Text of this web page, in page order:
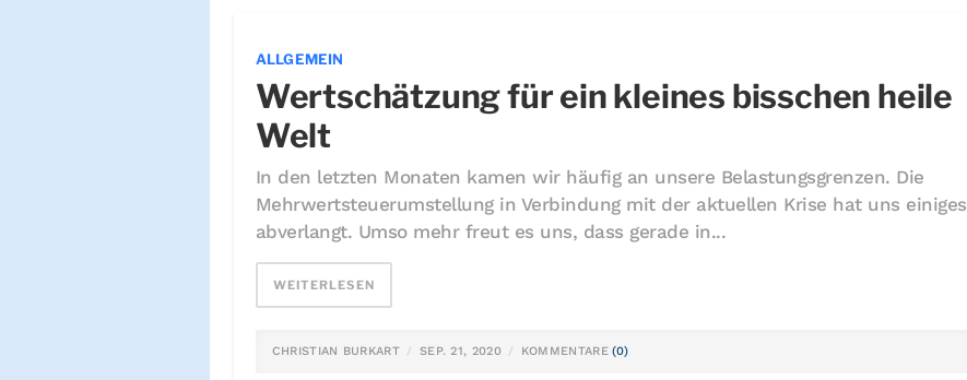
ALLGEMEIN
Wertschätzung für ein kleines bisschen heile
Welt
In den letzten Monaten kamen wir häufig an unsere Belastungsgrenzen. Die
Mehrwertsteuerumstellung in Verbindung mit der aktuellen Krise hat uns einiges
abverlangt. Umso mehr freut es uns, dass gerade in...
WEITERLESEN
CHRISTIAN BURKART SEP. 21, 2020 KOMMENTARE (0)